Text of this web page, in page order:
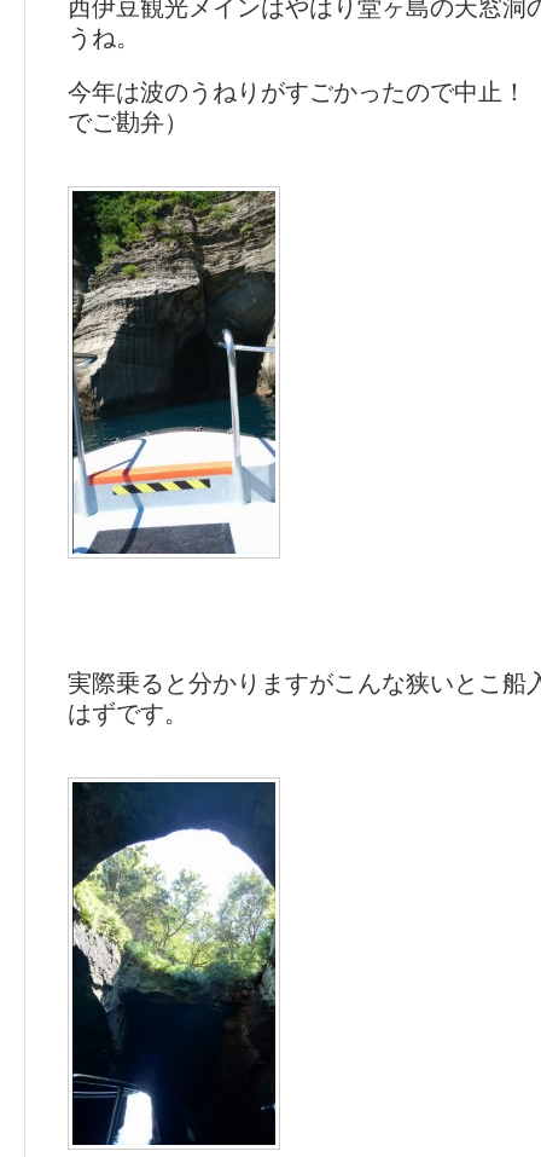
西伊豆観光メインはやはり堂ヶ島の天窓洞
うね。
今年は波のうねりがすごかったので中止！
でご勘弁）
実際乗ると分かりますがこんな狭いとこ船
はずです。